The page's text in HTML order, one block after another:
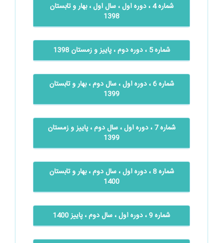
شماره 4 ، دوره اول ، سال اول ، بهار و تابستان
1398
شماره 5 ، دوره دوم ، پاییز و زمستان 1398
شماره 6 ، دوره اول ، سال دوم ، بهار و تابستان
1399
شماره 7 ، دوره اول ، سال دوم ، پاییز و زمستان
1399
شماره 8 ، دوره اول ، سال دوم ، بهار و تابستان
1400
شماره 9 ، دوره اول ، سال دوم ، پاییز 1400